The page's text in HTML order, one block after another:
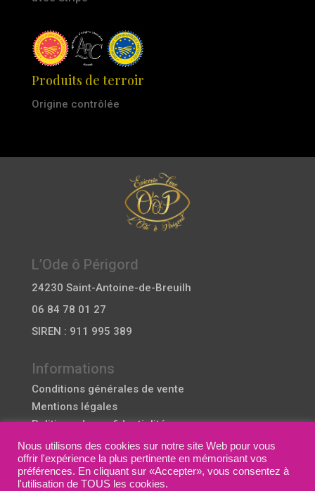
Produits de terroir
Origine contrôlée
L’Ode ô Périgord
24230 Saint-Antoine-de-Breuilh
06 84 78 01 27
SIREN : 911 995 389
Informations
Conditions générales de vente
Mentions légales
Politique de confidentialité
Politique de cookie
Mes services
Nous utilisons des cookies sur notre site Web pour vous
offrir l'expérience la plus pertinente en mémorisant vos
préférences. En cliquant sur «Accepter», vous consentez à
l'utilisation de TOUS les cookies.